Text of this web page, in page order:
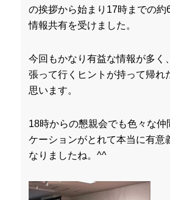
の挨拶から始まり17時までの約
情報共有を受けました。
今回もかなり有益な情報が多く
張って行くヒントが持って帰れ
思います。
18時からの懇親会でも色々な仲
ケーションがとれて本当に有意
なりましたね。^^